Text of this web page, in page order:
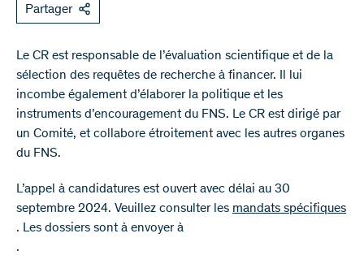
Partager
Le CR est responsable de l’évaluation scientifique et de la
sélection des requêtes de recherche à financer. Il lui
incombe également d’élaborer la politique et les
instruments d’encouragement du FNS. Le CR est dirigé par
un Comité, et collabore étroitement avec les autres organes
du FNS.
L’appel à candidatures est ouvert avec délai au 30
septembre 2024. Veuillez consulter les mandats spécifiques
. Les dossiers sont à envoyer à
.